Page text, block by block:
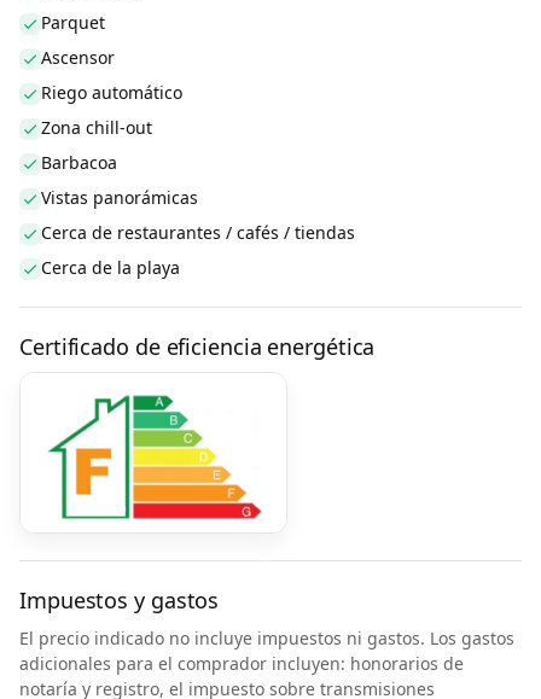
Parquet
Ascensor
Riego automático
Zona chill-out
Barbacoa
Vistas panorámicas
Cerca de restaurantes / cafés / tiendas
Cerca de la playa
Certificado de eficiencia energética
Impuestos y gastos
El precio indicado no incluye impuestos ni gastos. Los gastos
adicionales para el comprador incluyen: honorarios de
notaría y registro, el impuesto sobre transmisiones